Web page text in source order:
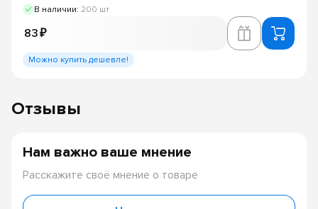
В наличии: 200 шт
83 ₽
Можно купить дешевле!
Отзывы
Нам важно ваше мнение
Расскажите своё мнение о товаре